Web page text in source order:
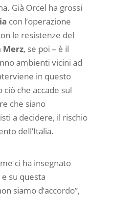
Già Orcel ha grossi
con l’operazione
le resistenze del
Merz, se poi – è il
ambienti vicini ad
in questo
che accade sul
che siano
a decidere, il rischio
dell’Italia.
ci ha insegnato
su questa
siamo d’accordo”,